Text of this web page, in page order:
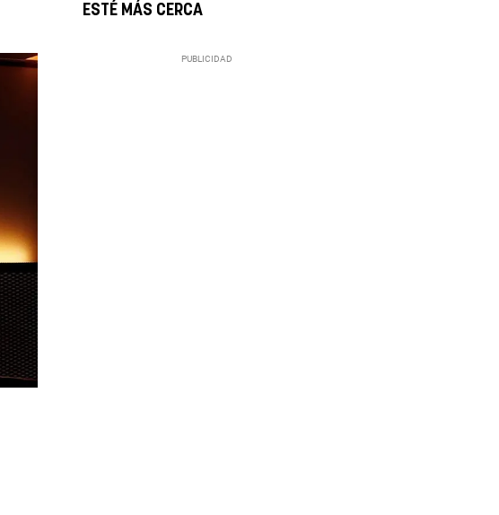
ESTÉ MÁS CERCA